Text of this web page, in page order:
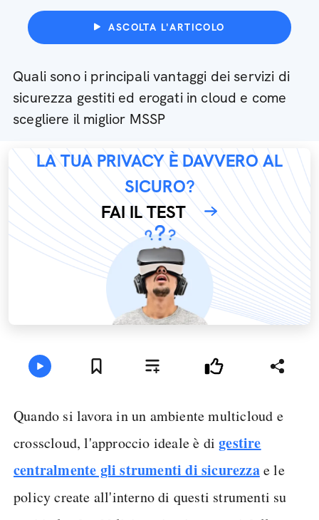
ASCOLTA L'ARTICOLO
Quali sono i principali vantaggi dei servizi di
sicurezza gestiti ed erogati in cloud e come
scegliere il miglior MSSP
LA TUA PRIVACY È DAVVERO AL
SICURO?
FAI IL TEST
Quando si lavora in un ambiente multicloud e
crosscloud, l'approccio ideale è digestire
centralmente gli strumenti di sicurezzae le
policy create all'interno di questi strumenti su